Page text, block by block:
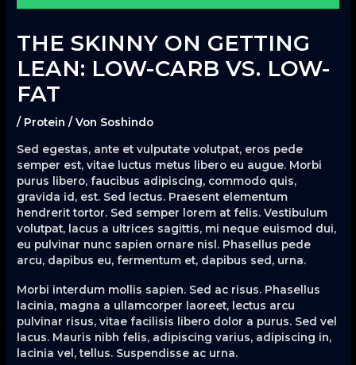
THE SKINNY ON GETTING
LEAN: LOW-CARB VS. LOW-
FAT
/ Protein / Von Soshindo
Sed egestas, ante et vulputate volutpat, eros pede
semper est, vitae luctus metus libero eu augue. Morbi
purus libero, faucibus adipiscing, commodo quis,
gravida id, est. Sed lectus. Praesent elementum
hendrerit tortor. Sed semper lorem at felis. Vestibulum
volutpat, lacus a ultrices sagittis, mi neque euismod dui,
eu pulvinar nunc sapien ornare nisl. Phasellus pede
arcu, dapibus eu, fermentum et, dapibus sed, urna.
Morbi interdum mollis sapien. Sed ac risus. Phasellus
lacinia, magna a ullamcorper laoreet, lectus arcu
pulvinar risus, vitae facilisis libero dolor a purus. Sed vel
lacus. Mauris nibh felis, adipiscing varius, adipiscing in,
lacinia vel, tellus. Suspendisse ac urna.